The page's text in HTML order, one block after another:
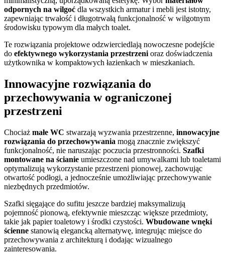
odpornych na wilgoć dla wszystkich armatur i mebli jest istotny,
zapewniając trwałość i długotrwałą funkcjonalność w wilgotnym
środowisku typowym dla małych toalet.
Te rozwiązania projektowe odzwierciedlają nowoczesne podejście
do efektywnego wykorzystania przestrzeni oraz doświadczenia
użytkownika w kompaktowych łazienkach w mieszkaniach.
Innowacyjne rozwiązania do
przechowywania w ograniczonej
przestrzeni
Chociaż małe WC stwarzają wyzwania przestrzenne, innowacyjne
rozwiązania do przechowywania mogą znacznie zwiększyć
funkcjonalność, nie naruszając poczucia przestronności. Szafki
montowane na ścianie umieszczone nad umywalkami lub toaletami
optymalizują wykorzystanie przestrzeni pionowej, zachowując
otwartość podłogi, a jednocześnie umożliwiając przechowywanie
niezbędnych przedmiotów.
Szafki sięgające do sufitu jeszcze bardziej maksymalizują
pojemność pionową, efektywnie mieszcząc większe przedmioty,
takie jak papier toaletowy i środki czystości. Wbudowane wnęki
ścienne stanowią elegancką alternatywę, integrując miejsce do
przechowywania z architekturą i dodając wizualnego
zainteresowania.